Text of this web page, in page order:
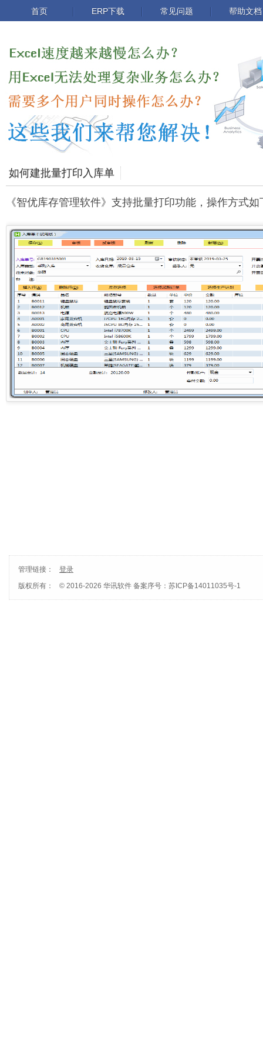
首页 ERP下载 常见问题 帮助文档
如何建批量打印入库单
《智优库存管理软件》支持批量打印功能，操作方式如
管理链接：
登录
版权所有：
© 2016-2026 华讯软件 备案序号：苏ICP备14011035号-1